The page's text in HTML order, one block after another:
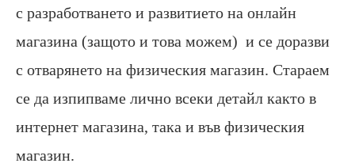
с разработването и развитието на онлайн
магазина (защото и това можем) и се доразви
с отварянето на физическия магазин. Стараем
се да изпипваме лично всеки детайл както в
интернет магазина, така и във физическия
магазин.